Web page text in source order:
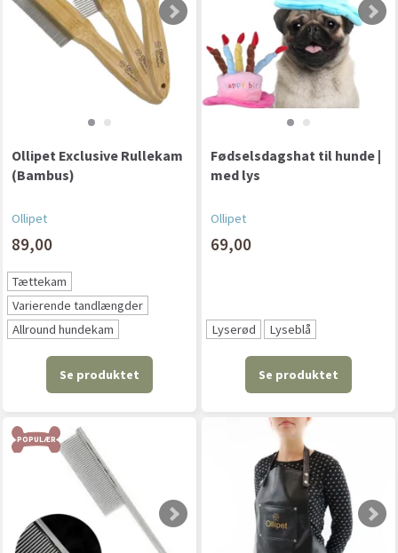
Ollipet Exclusive Rullekam
(Bambus)
Ollipet
89,00
Tættekam
Varierende tandlængder
Allround hundekam
Se produktet
Fødselsdagshat til hunde |
med lys
Ollipet
69,00
Lyserød Lyseblå
Se produktet
POPULÆR